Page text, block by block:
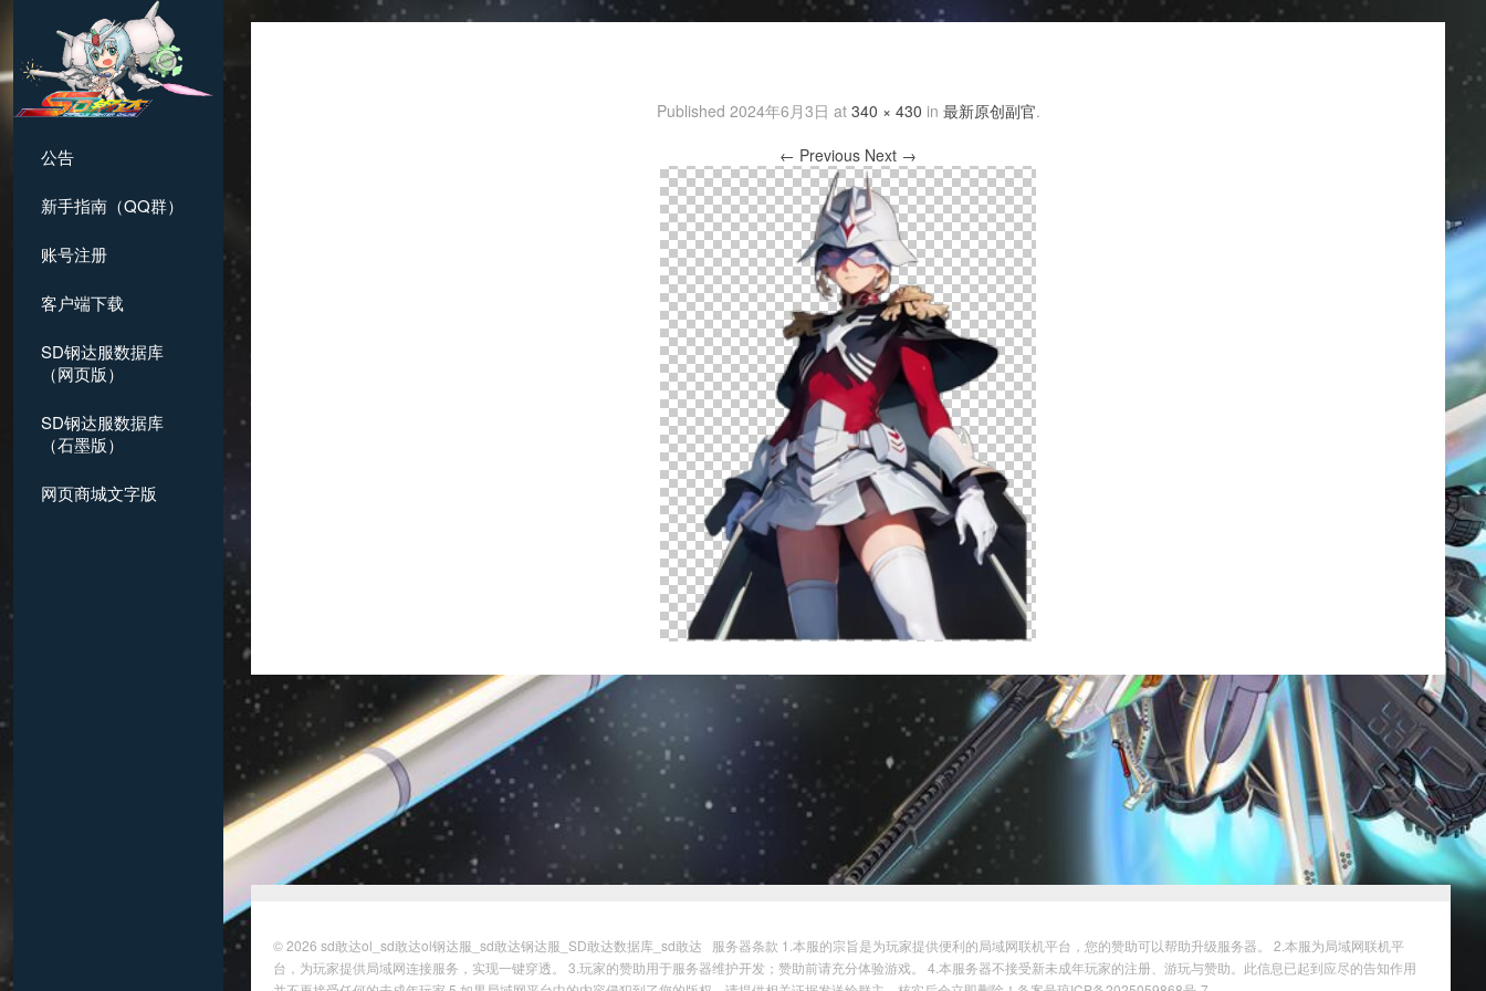
公告
新手指南（QQ群）
账号注册
客户端下载
SD钢达服数据库
（网页版）
SD钢达服数据库
（石墨版）
网页商城文字版
Published 2024年6月3日 at 340 × 430 in 最新原创副官.
← Previous Next →
© 2026 sd敢达ol_sd敢达ol钢达服_sd敢达钢达服_SD敢达数据库_sd敢达 服务器条款 1.本服的宗旨是为玩家提供便利的局域网联机平台，您的赞助可以帮助升级服务器。 2.本服为局域网联机平
台，为玩家提供局域网连接服务，实现一键穿透。 3.玩家的赞助用于服务器维护开发；赞助前请充分体验游戏。 4.本服务器不接受新未成年玩家的注册、游玩与赞助。此信息已起到应尽的告知作用